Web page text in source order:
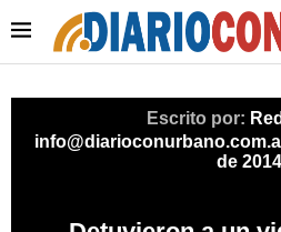
Escrito por:
de 2014